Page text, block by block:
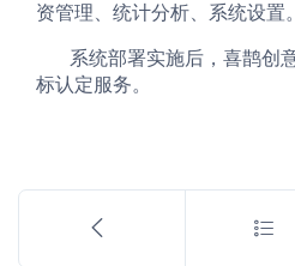
资管理、统计分析、系统设置。
标认定服务。